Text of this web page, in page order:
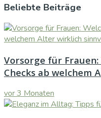
Beliebte Beiträge
Vorsorge für
Checks ab welchem
vor 3 Monaten